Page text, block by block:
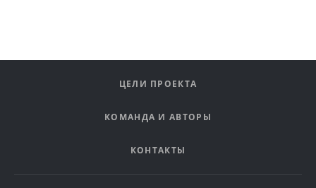
ЦЕЛИ ПРОЕКТА
КОМАНДА И АВТОРЫ
КОНТАКТЫ